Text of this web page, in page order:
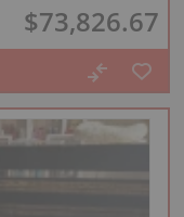
$73,826.67